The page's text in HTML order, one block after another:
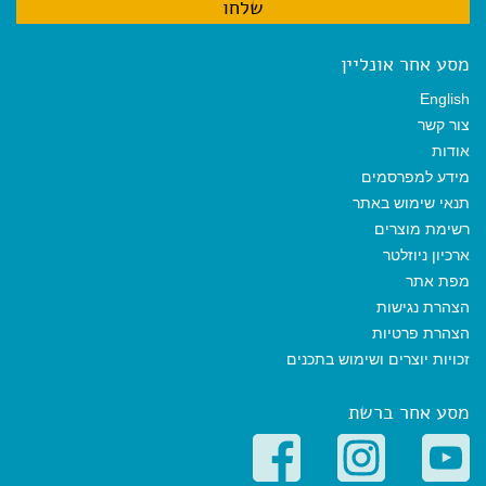
מסע אחר אונליין
English
צור קשר
אודות
מידע למפרסמים
תנאי שימוש באתר
רשימת מוצרים
ארכיון ניוזלטר
מפת אתר
הצהרת נגישות
הצהרת פרטיות
זכויות יוצרים ושימוש בתכנים
מסע אחר ברשת